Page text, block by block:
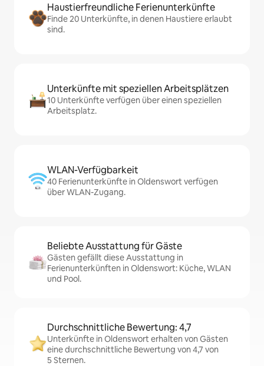
Haustierfreundliche Ferienunterkünfte
Finde 20 Unterkünfte, in denen Haustiere erlaubt
sind.
Unterkünfte mit speziellen Arbeitsplätzen
10 Unterkünfte verfügen über einen speziellen
Arbeitsplatz.
WLAN-Verfügbarkeit
40 Ferienunterkünfte in Oldenswort verfügen
über WLAN-Zugang.
Beliebte Ausstattung für Gäste
Gästen gefällt diese Ausstattung in
Ferienunterkünften in Oldenswort: Küche, WLAN
und Pool.
Durchschnittliche Bewertung: 4,7
Unterkünfte in Oldenswort erhalten von Gästen
eine durchschnittliche Bewertung von 4,7 von
5 Sternen.